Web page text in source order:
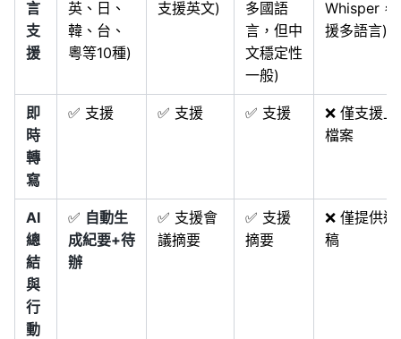
言
支
援
英、日、
韓、台、
粵等10種)
支援英文)
多國語
言，但中
文穩定性
一般)
Whisper，
援多語言)
即
時
轉
寫
✅ 支援 ✅ 支援 ✅ 支援
❌ 僅支援上
檔案
AI
總
結
與
行
動
✅ 自動生
成紀要+待
辦
✅ 支援會
議摘要
✅ 支援
摘要
❌ 僅提供逐
稿